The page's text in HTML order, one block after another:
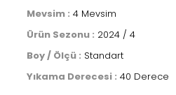
Mevsim : 4 Mevsim
Ürün Sezonu : 2024 / 4
Boy / Ölçü : Standart
Yıkama Derecesi : 40 Derece